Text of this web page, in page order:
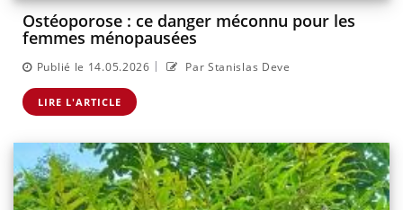
Ostéoporose : ce danger méconnu pour les
femmes ménopausées
Publié le 14.05.2026 | Par Stanislas Deve
LIRE L'ARTICLE